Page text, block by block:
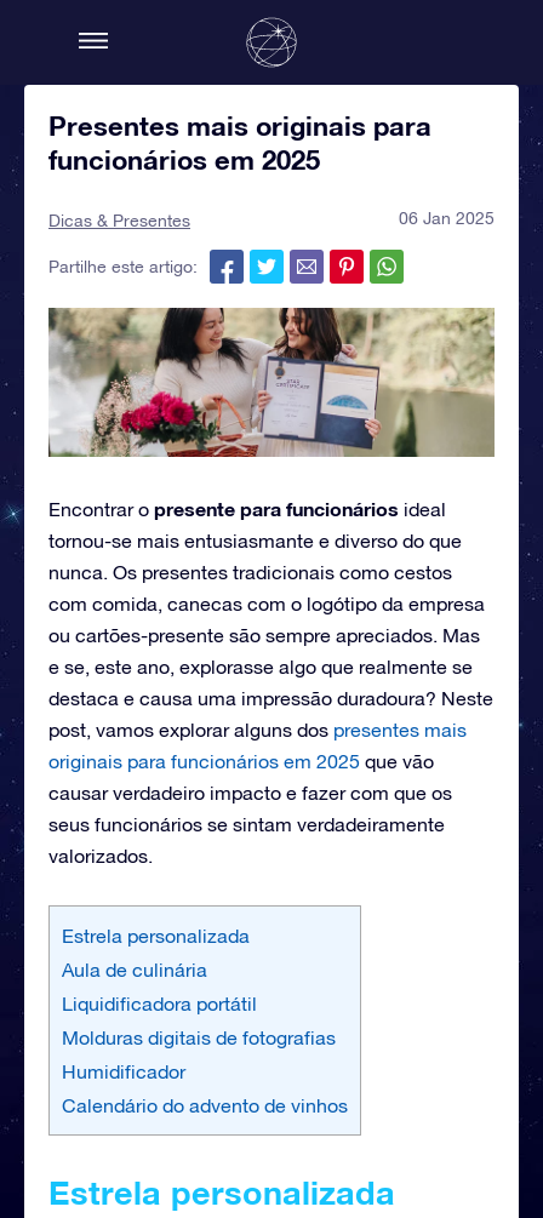
Presentes mais originais para
funcionários em 2025
Dicas & Presentes 06 Jan 2025
Partilhe este artigo:
Encontrar o presente para funcionários ideal
tornou-se mais entusiasmante e diverso do que
nunca. Os presentes tradicionais como cestos
com comida, canecas com o logótipo da empresa
ou cartões-presente são sempre apreciados. Mas
e se, este ano, explorasse algo que realmente se
destaca e causa uma impressão duradoura? Neste
post, vamos explorar alguns dos presentes mais
originais para funcionários em 2025 que vão
causar verdadeiro impacto e fazer com que os
seus funcionários se sintam verdadeiramente
valorizados.
Estrela personalizada
Aula de culinária
Liquidificadora portátil
Molduras digitais de fotografias
Humidificador
Calendário do advento de vinhos
Estrela personalizada